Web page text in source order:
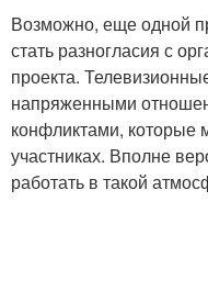
Возможно, еще одной
стать разногласия с
проекта.
напряженными
конфликтами, которые
участниках. Вполне
работать в такой